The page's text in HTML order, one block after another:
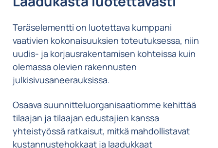
Teräselementti on luotettava kumppani
vaativien kokonaisuuksien toteutuksessa, niin
uudis- ja korjausrakentamisen kohteissa kuin
olemassa olevien rakennusten
julkisivusaneerauksissa.
Osaava suunnitteluorganisaatiomme kehittää
tilaajan ja tilaajan edustajien kanssa
yhteistyössä ratkaisut, mitkä mahdollistavat
kustannustehokkaat ja laadukkaat